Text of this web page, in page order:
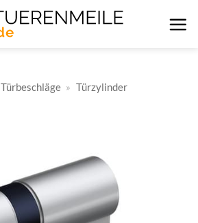
Türbeschläge » Türzylinder